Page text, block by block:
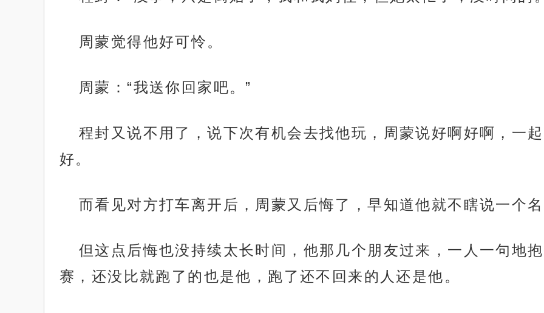
周蒙觉得他好可怜。
周蒙：“我送你回家吧。”
程封又说不用了，说下次有机会去找他玩，周蒙说好啊好啊，一
好。
而看见对方打车离开后，周蒙又后悔了，早知道他就不瞎说一个
但这点后悔也没持续太长时间，他那几个朋友过来，一人一句地
赛，还没比就跑了的也是他，跑了还不回来的人还是他。